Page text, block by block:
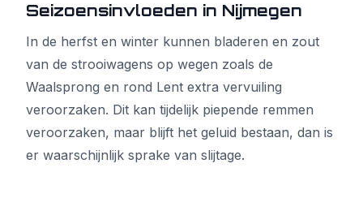
Seizoensinvloeden in Nijmegen
In de herfst en winter kunnen bladeren en zout
van de strooiwagens op wegen zoals de
Waalsprong en rond Lent extra vervuiling
veroorzaken. Dit kan tijdelijk piepende remmen
veroorzaken, maar blijft het geluid bestaan, dan is
er waarschijnlijk sprake van slijtage.